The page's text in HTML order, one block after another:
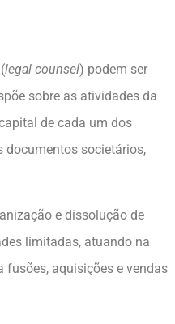
legal counsel) podem ser
sobre as atividades da
de cada um dos
documentos societários,
e dissolução de
limitadas, atuando na
fusões, aquisições e vendas